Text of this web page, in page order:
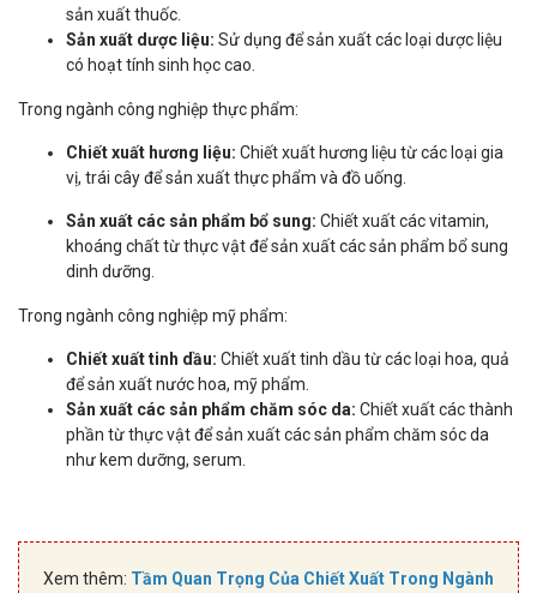
sản xuất thuốc.
Sản xuất dược liệu: Sử dụng để sản xuất các loại dược liệu
có hoạt tính sinh học cao.
Trong ngành công nghiệp thực phẩm:
Chiết xuất hương liệu: Chiết xuất hương liệu từ các loại gia
vị, trái cây để sản xuất thực phẩm và đồ uống.
Sản xuất các sản phẩm bổ sung: Chiết xuất các vitamin,
khoáng chất từ thực vật để sản xuất các sản phẩm bổ sung
dinh dưỡng.
Trong ngành công nghiệp mỹ phẩm:
Chiết xuất tinh dầu: Chiết xuất tinh dầu từ các loại hoa, quả
để sản xuất nước hoa, mỹ phẩm.
Sản xuất các sản phẩm chăm sóc da: Chiết xuất các thành
phần từ thực vật để sản xuất các sản phẩm chăm sóc da
như kem dưỡng, serum.
Xem thêm: Tầm Quan Trọng Của Chiết Xuất Trong Ngành